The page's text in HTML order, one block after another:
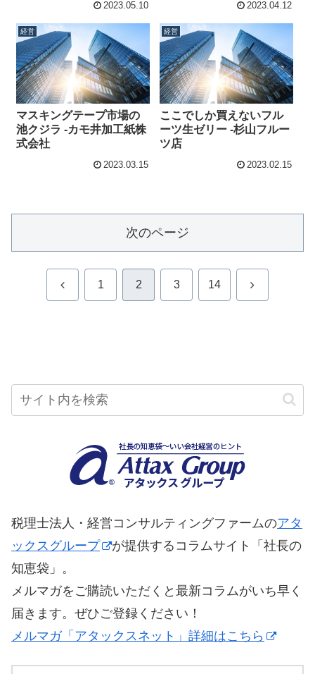
2023.05.10 2023.04.12
経営
マスキングテープ市場の
池クジラ -カモ井加工紙株
式会社
2023.03.15
経営
ここでしか買えないフル
ーツ生ゼリー -杉山フルー
ツ店
2023.02.15
次のページ
前 1 2 3 14 次
税理士法人・経営コンサルティングファームのアタ
ックスグループ
が提供するコラムサイト「社長の
知恵袋」。
メルマガをご購読いただくと最新コラムがいち早く
届きます。ぜひご登録ください！
メルマガ「アタックスネット」詳細はこちら